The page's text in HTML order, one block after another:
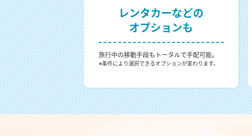
レンタカーなどの
オプションも
旅行中の移動手段もトータルで手配可能。
※条件により選択できるオプションが変わります。